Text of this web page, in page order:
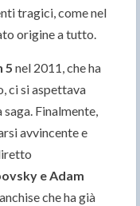
tragici, come nel
origine a tutto.
5 nel 2011, che ha
ci si aspettava
Finalmente,
avvincente e
e Adam
che ha già